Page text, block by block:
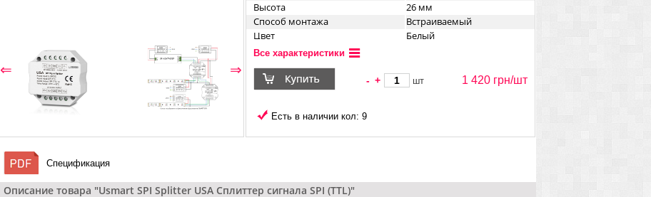
⇐ ⇒
Высота
26 мм
Способ монтажа
Встраиваемый
Цвет
Белый
Все характеристики
- + шт 1 420 грн/шт
Есть в наличии кол: 9
Спецификация
Описание товара "Usmart SPI Splitter USA Сплиттер сигнала SPI (TTL)"